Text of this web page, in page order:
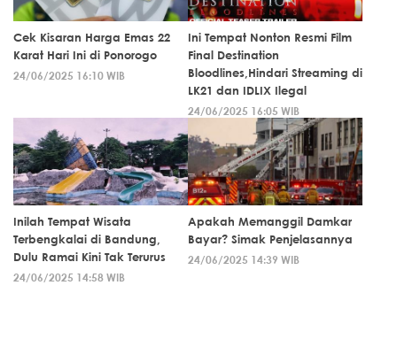
Cek Kisaran Harga Emas 22
Karat Hari Ini di Ponorogo
24/06/2025 16:10 WIB
Ini Tempat Nonton Resmi Film
Final Destination
Bloodlines,Hindari Streaming di
LK21 dan IDLIX Ilegal
24/06/2025 16:05 WIB
Inilah Tempat Wisata
Terbengkalai di Bandung,
Dulu Ramai Kini Tak Terurus
24/06/2025 14:58 WIB
Apakah Memanggil Damkar
Bayar? Simak Penjelasannya
24/06/2025 14:39 WIB